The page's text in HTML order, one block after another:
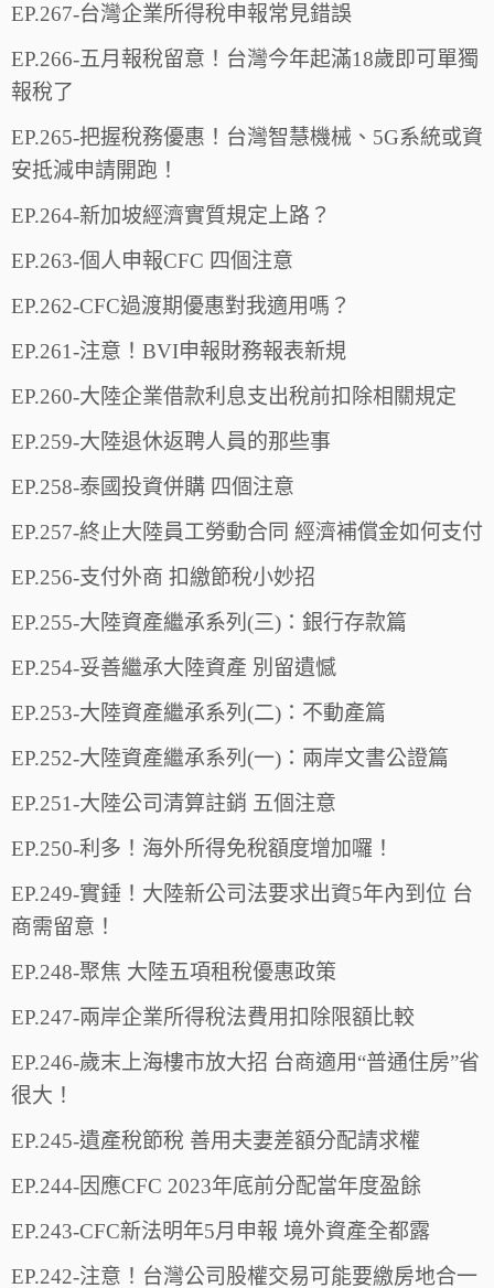
EP.267-台灣企業所得稅申報常見錯誤
EP.266-五月報稅留意！台灣今年起滿18歲即可單獨
報稅了
EP.265-把握稅務優惠！台灣智慧機械、5G系統或資
安抵減申請開跑！
EP.264-新加坡經濟實質規定上路？
EP.263-個人申報CFC 四個注意
EP.262-CFC過渡期優惠對我適用嗎？
EP.261-注意！BVI申報財務報表新規
EP.260-大陸企業借款利息支出稅前扣除相關規定
EP.259-大陸退休返聘人員的那些事
EP.258-泰國投資併購 四個注意
EP.257-終止大陸員工勞動合同 經濟補償金如何支付
EP.256-支付外商 扣繳節稅小妙招
EP.255-大陸資產繼承系列(三)：銀行存款篇
EP.254-妥善繼承大陸資產 別留遺憾
EP.253-大陸資產繼承系列(二)：不動產篇
EP.252-大陸資產繼承系列(一)：兩岸文書公證篇
EP.251-大陸公司清算註銷 五個注意
EP.250-利多！海外所得免稅額度增加囉！
EP.249-實錘！大陸新公司法要求出資5年內到位 台
商需留意！
EP.248-聚焦 大陸五項租稅優惠政策
EP.247-兩岸企業所得稅法費用扣除限額比較
EP.246-歲末上海樓市放大招 台商適用“普通住房”省
很大！
EP.245-遺產稅節稅 善用夫妻差額分配請求權
EP.244-因應CFC 2023年底前分配當年度盈餘
EP.243-CFC新法明年5月申報 境外資產全都露
EP.242-注意！台灣公司股權交易可能要繳房地合一